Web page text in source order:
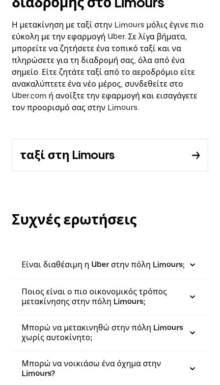
Η μετακίνηση με ταξί στην Limours μόλις έγινε πιο
εύκολη με την εφαρμογή Uber. Σε λίγα βήματα,
μπορείτε να ζητήσετε ένα τοπικό ταξί και να
πληρώσετε για τη διαδρομή σας, όλα από ένα
σημείο. Είτε ζητάτε ταξί από το αεροδρόμιο είτε
ανακαλύπτετε ένα νέο μέρος, συνδεθείτε στο
Uber.com ή ανοίξτε την εφαρμογή και εισαγάγετε
τον προορισμό σας στην Limours.
ταξί στη Limours
Συχνές ερωτήσεις
Είναι διαθέσιμη η Uber στην πόλη Limours;
Ποιος είναι ο πιο οικονομικός τρόπος
μετακίνησης στην πόλη Limours;
Μπορώ να μετακινηθώ στην πόλη Limours
χωρίς αυτοκίνητο;
Μπορώ να νοικιάσω ένα όχημα στην
Limours?